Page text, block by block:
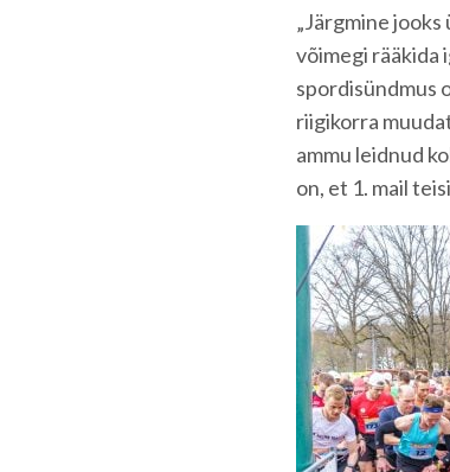
„Järgmine
võimegi rääkida
spordisündmus
riigikorra
ammu leidnud
on, et 1. mail